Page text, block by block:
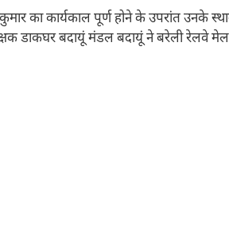
का कार्यकाल पूर्ण होने के उपरांत उनके
डाकघर बदायूं मंडल बदायूं ने बरेली रेलवे